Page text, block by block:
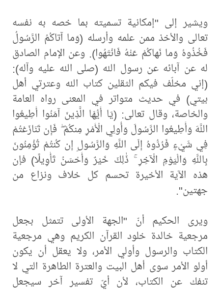
ويشير إلى "إمكانية تسميته بما خصه به نفسه
تعالى والأخذ ممن علمه وأرسله (وَما آتاكُمُ الرَّسُولُ
فَخُذُوهُ وَما نَهاكُمْ عَنْهُ فَانْتَهُوا). وعن الإمام الصادق
له عن آبائه عن رسول الله (صلى الله عليه وآله):
(إني مخلّف فيكم الثقلين كتاب الله وعترتي أهل
بيتي) في حديث متواتر في المعنى رواه العامة
والخاصة، وقال تعالى: (يَا أَيُّهَا الَّذِينَ آمَنُوا أَطِيعُوا
اللَّهَ وَأَطِيعُوا الرَّسُولَ وَأُولِي الْأَمْرِ مِنكُمْ ۖ فَإِن تَنَازَعْتُمْ
فِي شَيْءٍ فَرُدُّوهُ إِلَى اللَّهِ وَالرَّسُولِ إِن كُنتُمْ تُؤْمِنُونَ
بِاللَّهِ وَالْيَوْمِ الْآخِرِ ۚ ذَٰلِكَ خَيْرٌ وَأَحْسَنُ تَأْوِيلًا) فإن
هذه الآية الأخيرة تحسم كل خلاف ونزاع من
جهتين".
ويرى الحكيم أنّ "الجهة الأولى تتمثل بجعل
مرجعية خالدة خلود القرآن الكريم وهي مرجعية
الكتاب والرسول وأولي الأمر، ولا يعقل أن يكون
أولو الأمر سوى أهل البيت والعترة الطاهرة التي لا
تنفك عن الكتاب، لأن أيّ تفسير آخر سيجعل